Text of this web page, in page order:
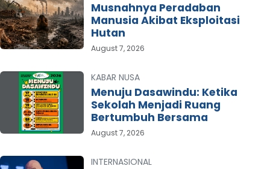
Musnahnya Peradaban
Manusia Akibat Eksploitasi
Hutan
August 7, 2026
KABAR NUSA
Menuju Dasawindu: Ketika
Sekolah Menjadi Ruang
Bertumbuh Bersama
August 7, 2026
INTERNASIONAL